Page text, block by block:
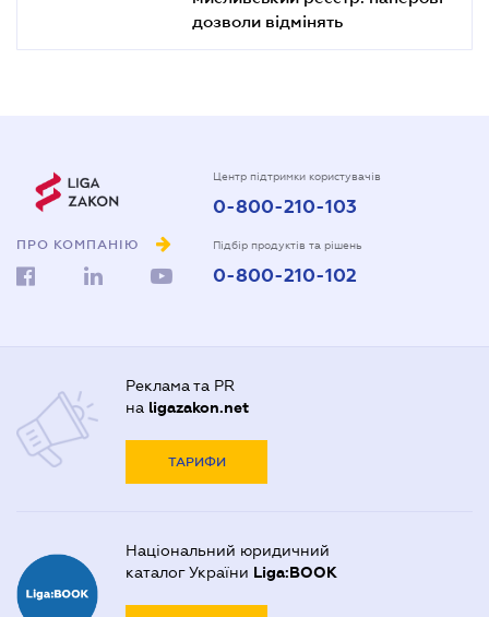
дозволи відмінять
ПРО КОМПАНІЮ
Центр підтримки користувачів
0-800-210-103
Підбір продуктів та рішень
0-800-210-102
Реклама та PR
на ligazakon.net
ТАРИФИ
Національний юридичний
каталог України Liga:BOOK